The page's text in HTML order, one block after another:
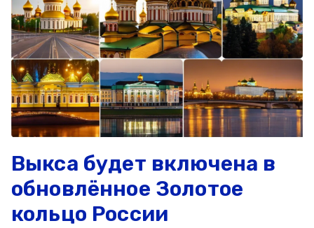
Выкса будет включена в
обновлённое Золотое
кольцо России